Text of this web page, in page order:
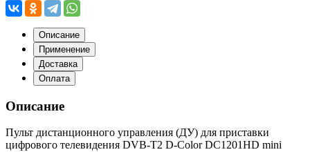
Описание
Применение
Доставка
Оплата
Описание
Пульт дистанционного управления (ДУ) для приставки
цифрового телевидения DVB-T2 D-Color DC1201HD mini